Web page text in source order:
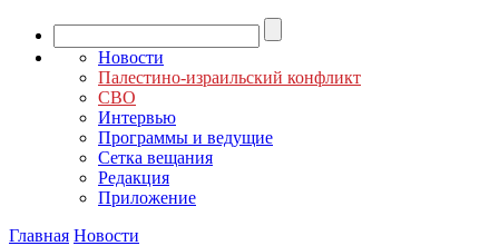
Новости
Палестино-израильский конфликт
СВО
Интервью
Программы и ведущие
Сетка вещания
Редакция
Приложение
Главная Новости